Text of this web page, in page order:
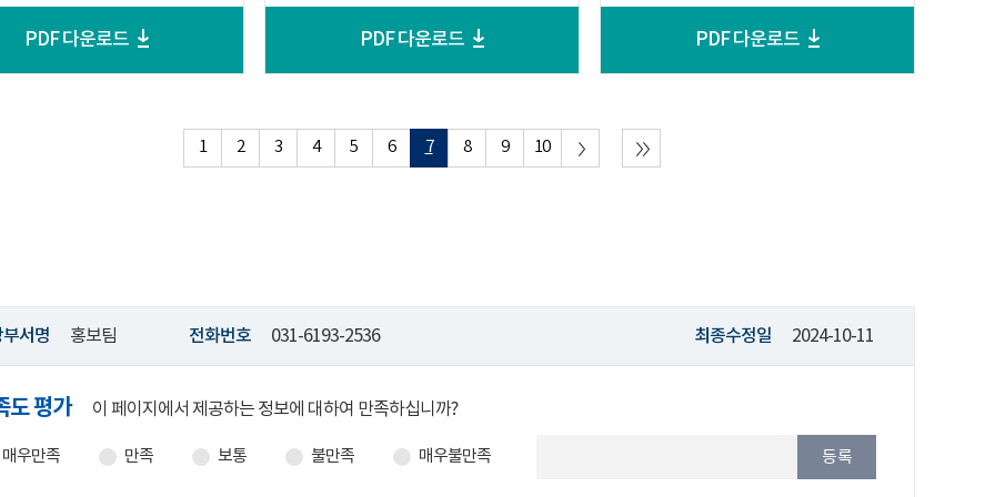
PDF 다운로드 PDF 다운로드 PDF 다운로드
1 2 3 4 5 6 7 8 9 10
서 명 홍보팀 전화번호 031-6193-2536 최종수정일 2024-10-11
도 평가 이 페이지에서 제공하는 정보에 대하여 만족하십니까?
매우만족 만족 보통 불만족 매우불만족 등록